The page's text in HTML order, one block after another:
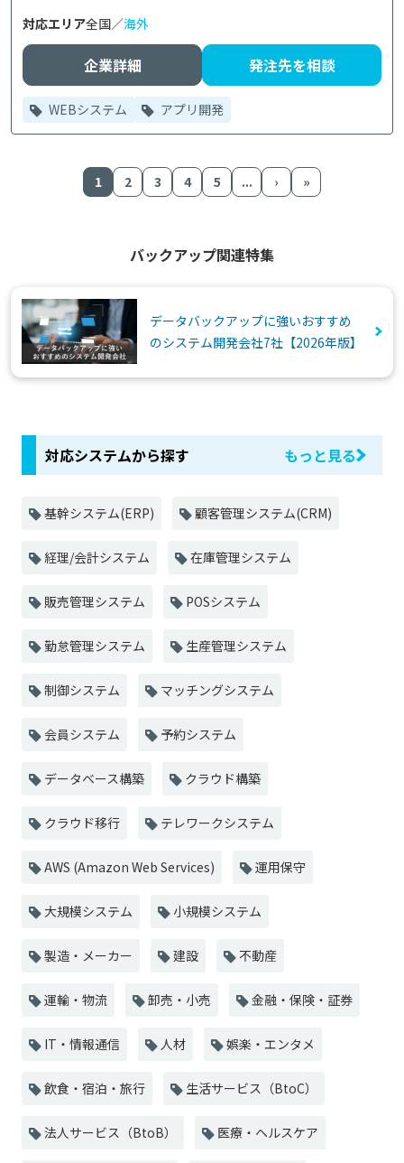
対応エリア全国／海外
企業詳細 発注先を相談
WEBシステム アプリ開発
1 2 3 4 5 ... › »
バックアップ関連特集
データバックアップに強いおすすめ
のシステム開発会社7社【2026年版】
対応システムから探す もっと見る
基幹システム(ERP) 顧客管理システム(CRM)
経理/会計システム 在庫管理システム
販売管理システム POSシステム
勤怠管理システム 生産管理システム
制御システム マッチングシステム
会員システム 予約システム
データベース構築 クラウド構築
クラウド移行 テレワークシステム
AWS (Amazon Web Services) 運用保守
大規模システム 小規模システム
製造・メーカー 建設 不動産
運輸・物流 卸売・小売 金融・保険・証券
IT・情報通信 人材 娯楽・エンタメ
飲食・宿泊・旅行 生活サービス（BtoC）
法人サービス（BtoB） 医療・ヘルスケア